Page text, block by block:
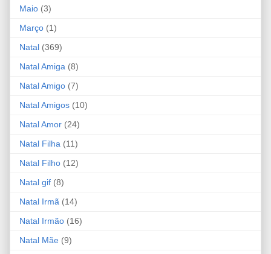
Maio (3)
Março (1)
Natal (369)
Natal Amiga (8)
Natal Amigo (7)
Natal Amigos (10)
Natal Amor (24)
Natal Filha (11)
Natal Filho (12)
Natal gif (8)
Natal Irmã (14)
Natal Irmão (16)
Natal Mãe (9)